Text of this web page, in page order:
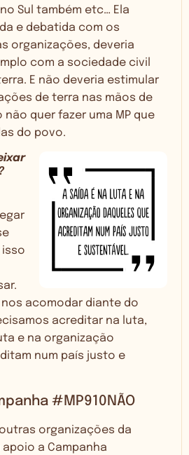
Sul também etc… Ela
e debatida com os
organizações, deveria
com a sociedade civil
E não deveria estimular
de terra nas mãos de
quer fazer uma MP que
do povo.
acomodar diante do
acreditar na luta,
e na organização
num país justo e
#MP910NÃO
outras organizações da
a Campanha